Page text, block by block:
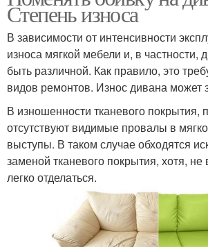
Степень износа
В зависимости от интенсивности
износа мягкой мебели и, в частности,
быть различной. Как правило, это
видов ремонтов. Износ дивана может
В изношенности тканевого покрытия,
отсутствуют видимые провалы в
выступы. В таком случае обходятся
заменой тканевого покрытия, хотя, не
легко отделаться.